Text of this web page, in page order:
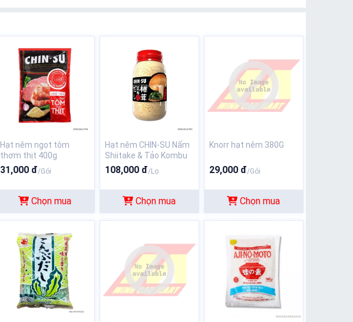
Hạt nêm ngọt tôm
thơm thịt 400g
31,000 đ/Gói
Chọn mua
Hạt nêm CHIN-SU Nấm
Shiitake & Tảo Kombu
450g
108,000 đ/Lọ
Chọn mua
Knorr hạt nêm 380G
29,000 đ/Gói
Chọn mua